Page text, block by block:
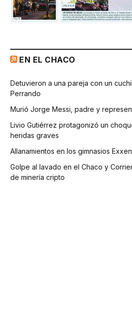
EN EL CHACO
Detuvieron a una pareja con un
Perrando
Murió Jorge Messi, padre y
Livio Gutiérrez protagonizó un
heridas graves
Allanamientos en los gimnasios
Golpe al lavado en el Chaco y
de minería cripto